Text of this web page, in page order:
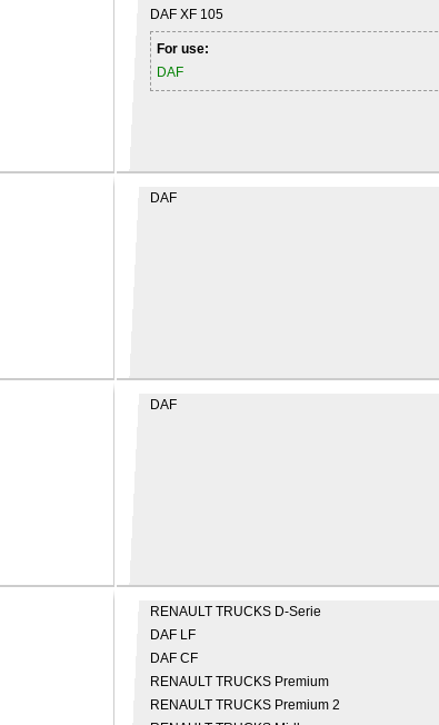
DAF XF 105
For use:
DAF
DAF
DAF
RENAULT TRUCKS D-Serie
DAF LF
DAF CF
RENAULT TRUCKS Premium
RENAULT TRUCKS Premium 2